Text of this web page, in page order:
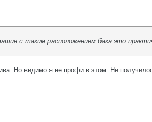
с таким расположением бака это
Но видимо я не профи в этом. Не